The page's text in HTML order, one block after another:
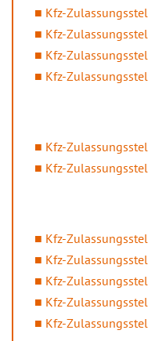
Kfz-
Kfz-
Kfz-
Kfz-
Kfz-
Kfz-
Kfz-
Kfz-
Kfz-
Kfz-
Kfz-